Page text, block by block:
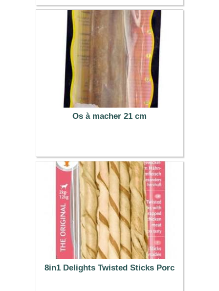
8.99 €
Os à macher 21 cm
3.59 €
8in1 Delights Twisted Sticks Porc